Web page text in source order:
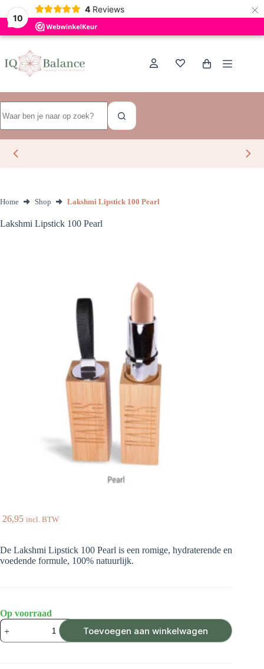
10
4 Reviews ×
Ga
de
inhoud
Winkelwagen
resultaten
Home Shop Lakshmi Lipstick 100 Pearl
Lakshmi Lipstick 100 Pearl
26,95 incl. BTW
De Lakshmi Lipstick 100 Pearl is een romige, hydraterende en
voedende formule, 100% natuurlijk.
Op voorraad
Lakshmi
Lipstick
100
Toevoegen aan winkelwagen